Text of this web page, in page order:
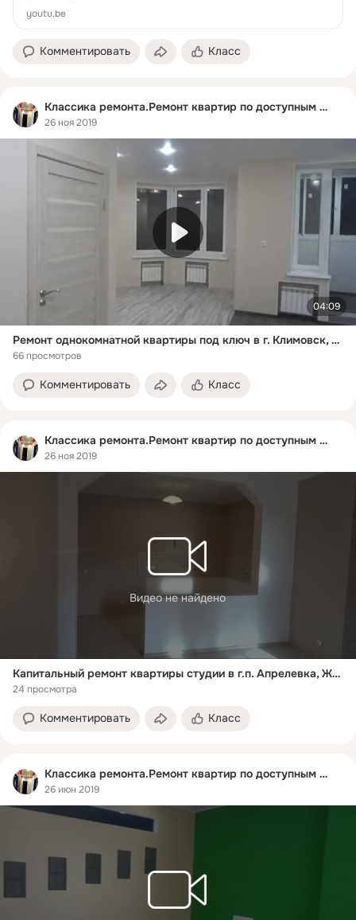
youtu.be
Комментировать Класс
Классика ремонта.Ремонт квартир по доступным ценам
26 ноя 2019
04:09
Ремонт однокомнатной квартиры под ключ в г. Климовск, ЖК "Эстет", ул. Серпуховская, д.7
66 просмотров
Комментировать Класс
Классика ремонта.Ремонт квартир по доступным ценам
26 ноя 2019
Видео не найдено
Капитальный ремонт квартиры студии в г.п. Апрелевка, ЖК "Весна", ул. Жасминовая, д.4
24 просмотра
Комментировать Класс
Классика ремонта.Ремонт квартир по доступным ценам
26 июн 2019